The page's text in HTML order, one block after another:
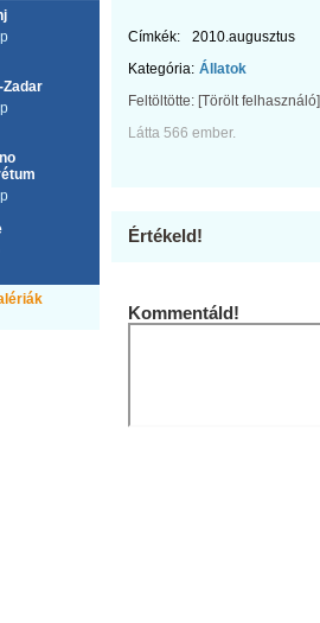
Zadar
Címkék:
2010.augusztus
Kategória: Állatok
Feltöltötte: [Törölt felhasználó]
Látta 566 ember.
Értékeld!
Kommentáld!